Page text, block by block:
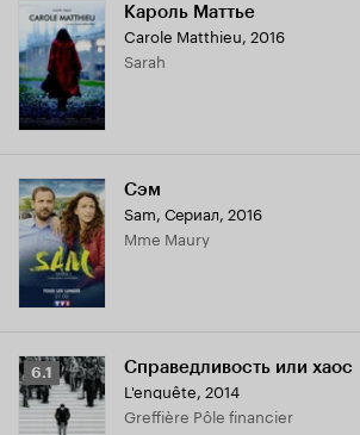
Кароль Маттье
Carole Matthieu, 2016
Sarah
Сэм
Sam, Сериал, 2016
Mme Maury
Рейтинг
Кинопоиска
6.1
6.1 Справедливость или хаос
L'enquête, 2014
Greffière Pôle financier